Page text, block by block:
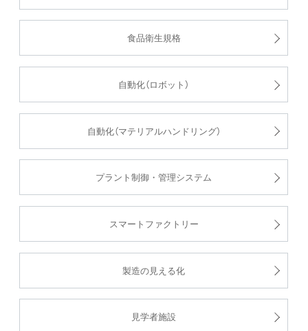
食品衛生規格
自動化（ロボット）
自動化（マテリアルハンドリング）
プラント制御・管理システム
スマートファクトリー
製造の見える化
見学者施設